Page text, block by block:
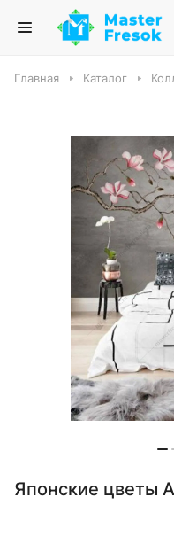
Главная Каталог
Японские цветы